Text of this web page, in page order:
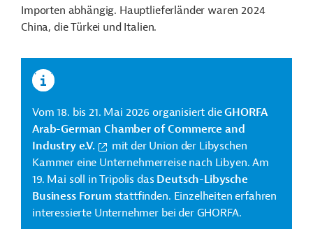
Importen abhängig. Hauptlieferländer waren 2024
China, die Türkei und Italien.
Vom 18. bis 21. Mai 2026 organisiert dieGHORFA
Arab-German Chamber of Commerce and
Industry e.V.
mit der Union der Libyschen
Kammer eine Unternehmerreise nach Libyen. Am
19. Mai soll in Tripolis das Deutsch-Libysche
Business Forumstattfinden. Einzelheiten erfahren
interessierte Unternehmer bei der GHORFA.